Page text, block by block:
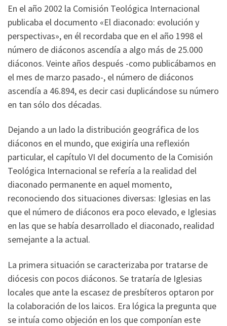
En el año 2002 la Comisión Teológica Internacional
publicaba el documento «El diaconado: evolución y
perspectivas», en él recordaba que en el año 1998 el
número de diáconos ascendía a algo más de 25.000
diáconos. Veinte años después -como publicábamos en
el mes de marzo pasado-, el número de diáconos
ascendía a 46.894, es decir casi duplicándose su número
en tan sólo dos décadas.
Dejando a un lado la distribución geográfica de los
diáconos en el mundo, que exigiría una reflexión
particular, el capítulo VI del documento de la Comisión
Teológica Internacional se refería a la realidad del
diaconado permanente en aquel momento,
reconociendo dos situaciones diversas: Iglesias en las
que el número de diáconos era poco elevado, e Iglesias
en las que se había desarrollado el diaconado, realidad
semejante a la actual.
La primera situación se caracterizaba por tratarse de
diócesis con pocos diáconos. Se trataría de Iglesias
locales que ante la escasez de presbíteros optaron por
la colaboración de los laicos. Era lógica la pregunta que
se intuía como objeción en los que componían este